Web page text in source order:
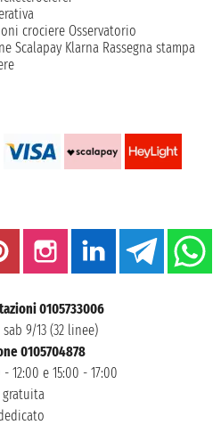
crociere Osservatorio
Scalapay Klarna Rassegna stampa
0105733006
9/13 (32 linee)
0105704878
12:00 e 15:00 - 17:00
gratuita